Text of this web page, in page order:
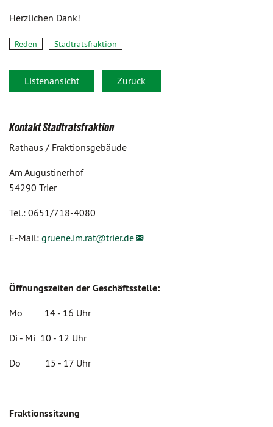
Herzlichen Dank!
Reden Stadtratsfraktion
Listenansicht Zurück
Kontakt Stadtratsfraktion
Rathaus / Fraktionsgebäude
Am Augustinerhof
54290 Trier
Tel.: 0651/718-4080
E-Mail: gruene.im.rat@trier.de
Öffnungszeiten der Geschäftsstelle:
Mo 14 - 16 Uhr
Di - Mi 10 - 12 Uhr
Do 15 - 17 Uhr
Fraktionssitzung